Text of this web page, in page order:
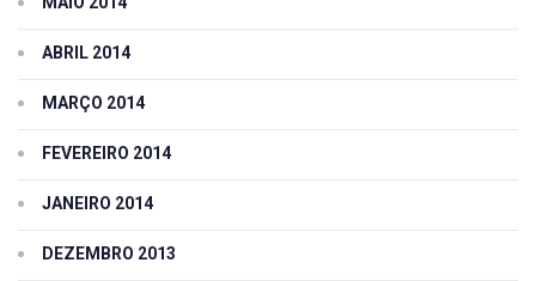
ABRIL 2014
MARÇO 2014
FEVEREIRO 2014
JANEIRO 2014
DEZEMBRO 2013